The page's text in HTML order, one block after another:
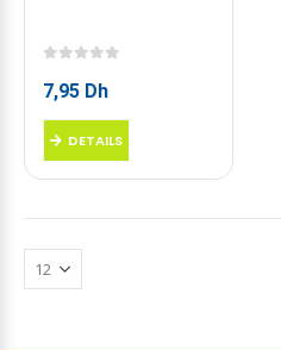
7,95 Dh
DETAILS